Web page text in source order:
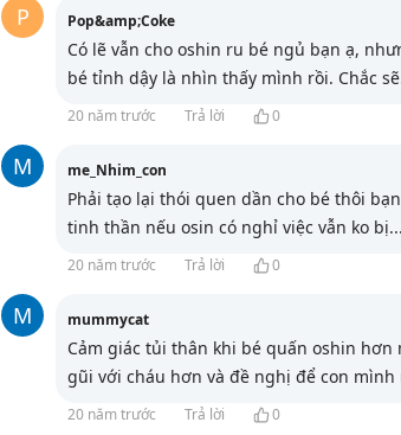
P Pop&amp;Coke
Có lẽ vẫn cho oshin ru bé ngủ bạn ạ,
bé tỉnh dậy là nhìn thấy mình rồi. Chắc sẽ
20 năm trước Trả lời 0
M me_Nhim_con
Phải tạo lại thói quen dần cho bé thôi
tinh thần nếu osin có nghỉ việc vẫn ko bị...
20 năm trước Trả lời 0
M mummycat
Cảm giác tủi thân khi bé quấn oshin
gũi với cháu hơn và đề nghị để con mình
20 năm trước Trả lời 0